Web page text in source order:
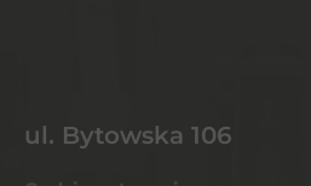
ul. Bytowska 106